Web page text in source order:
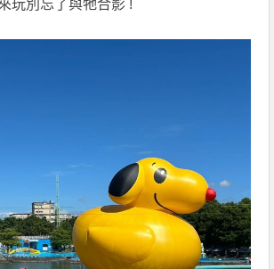
玩別忘了與牠合影 !